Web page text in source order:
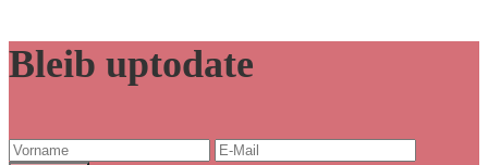
Bleib uptodate